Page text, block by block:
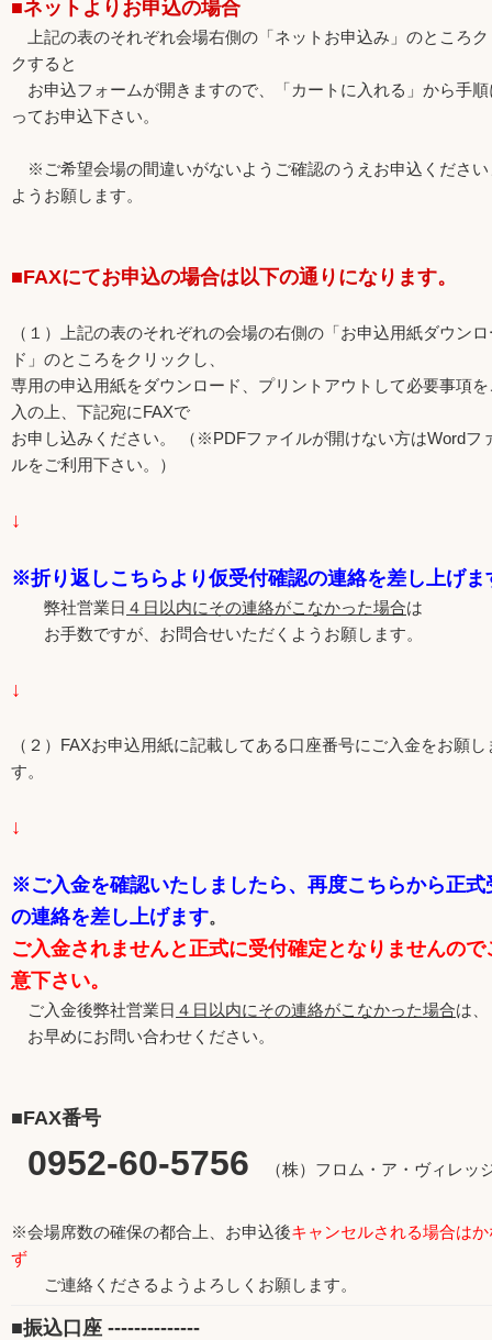
■ネットよりお申込の場合
上記の表のそれぞれ会場右側の「ネットお申込み」のところク
クすると
お申込フォームが開きますので、「カートに入れる」から手順
ってお申込下さい。
※ご希望会場の間違いがないようご確認のうえお申込ください
ようお願します。
■FAXにてお申込の場合は以下の通りになります。
（１）上記の表のそれぞれの会場の右側の「お申込用紙ダウン
ド」のところをクリックし、
専用の申込用紙をダウンロード、プリントアウトして必要事項
入の上、下記宛にFAXで
お申し込みください。 （※PDFファイルが開けない方はWordフ
ルをご利用下さい。）
↓
※折り返しこちらより仮受付確認の連絡を差し上げま
弊社営業日 ４日以内にその連絡がこなかった場合は
お手数ですが、お問合せいただくようお願します。
↓
（２）FAXお申込用紙に記載してある口座番号にご入金をお願し
す。
↓
※ご入金を確認いたしましたら、再度こちらから正式
の連絡を差し上げます。
ご入金されませんと正式に受付確定となりませんので
意下さい。
ご入金後弊社営業日 ４日以内にその連絡がこなかった場合は、
お早めにお問い合わせください。
■FAX番号
0952-60-5756 （株）フロム・ア・ヴィレッ
※会場席数の確保の都合上、お申込後キャンセルされる場合は
ず
ご連絡くださるようよろしくお願します。
■振込口座 --------------